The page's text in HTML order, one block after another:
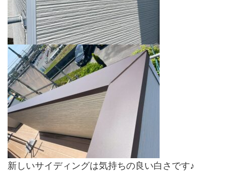
新しいサイディングは気持ちの良い白さです♪